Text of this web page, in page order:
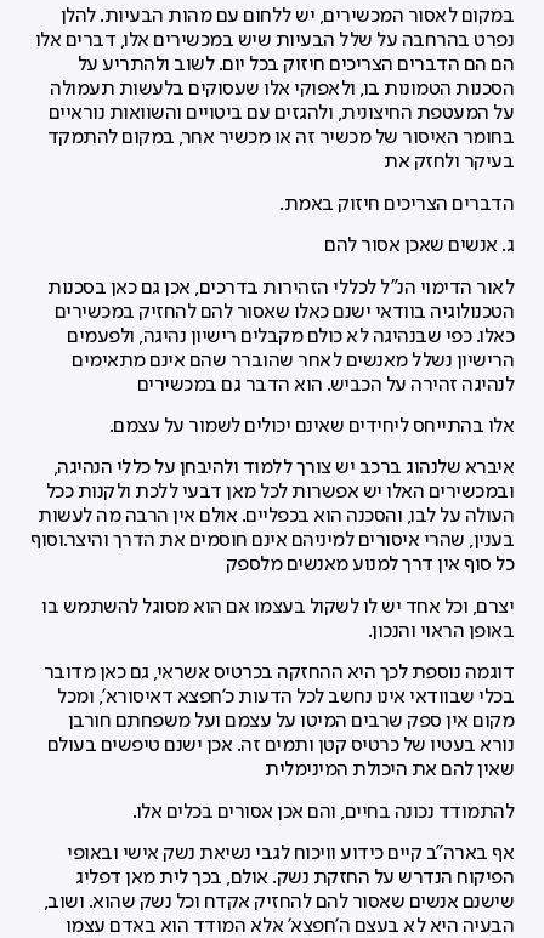
במקום לאסור המכשירים, יש ללחום עם מהות הבעיות. להלן
נפרט בהרחבה על שלל הבעיות שיש במכשירים אלו, דברים אלו
הם הם הדברים הצריכים חיזוק בכל יום. לשוב ולהתריע על
הסכנות הטמונות בו, ולאפוקי אלו שעסוקים בלעשות תעמולה
על המעטפת החיצונית, ולהגזים עם ביטויים והשוואות נוראיים
בחומר האיסור של מכשיר זה או מכשיר אחר, במקום להתמקד
בעיקר ולחזק את
הדברים הצריכים חיזוק באמת.
ג. אנשים שאכן אסור להם
לאור הדימוי הנ"ל לכללי הזהירות בדרכים, אכן גם כאן בסכנות
הטכנולוגיה בוודאי ישנם כאלו שאסור להם להחזיק במכשירים
כאלו. כפי שבנהיגה לא כולם מקבלים רישיון נהיגה, ולפעמים
הרישיון נשלל מאנשים לאחר שהוברר שהם אינם מתאימים
לנהיגה זהירה על הכביש. הוא הדבר גם במכשירים
אלו בהתייחס ליחידים שאינם יכולים לשמור על עצמם.
איברא שלנהוג ברכב יש צורך ללמוד ולהיבחן על כללי הנהיגה,
ובמכשירים האלו יש אפשרות לכל מאן דבעי ללכת ולקנות ככל
העולה על לבו, והסכנה הוא בכפליים. אולם אין הרבה מה לעשות
בענין, שהרי איסורים למיניהם אינם חוסמים את הדרך והיצר.וסוף
כל סוף אין דרך למנוע מאנשים מלספק
יצרם, וכל אחד יש לו לשקול בעצמו אם הוא מסוגל להשתמש בו
באופן הראוי והנכון.
דוגמה נוספת לכך היא ההחזקה בכרטיס אשראי, גם כאן מדובר
בכלי שבוודאי אינו נחשב לכל הדעות כ'חפצא דאיסורא', ומכל
מקום אין ספק שרבים המיטו על עצמם ועל משפחתם חורבן
נורא בעטיו של כרטיס קטן ותמים זה. אכן ישנם טיפשים בעולם
שאין להם את היכולת המינימלית
להתמודד נכונה בחיים, והם אכן אסורים בכלים אלו.
אף בארה"ב קיים כידוע וויכוח לגבי נשיאת נשק אישי ובאופי
הפיקוח הנדרש על החזקת נשק. אולם, בכך לית מאן דפליג
שישנם אנשים שאסור להם להחזיק אקדח וכל נשק שהוא. ושוב,
הבעיה היא לא בעצם ה'חפצא' אלא המודד הוא באדם עצמו